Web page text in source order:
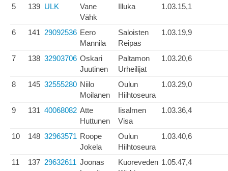
5 139 ULK
Vane
Vähk
Illuka 1.03.15,1
6 141 29092536 Eero
Mannila
Saloisten
Reipas
1.03.19,9
7 138 32903706 Oskari
Juutinen
Paltamon
Urheilijat
1.03.20,6
8 145 32555280 Niilo
Moilanen
Oulun
Hiihtoseura
1.03.29,0
9 131 40068082 Atte
Huttunen
Iisalmen
Visa
1.03.36,4
10 148 32963571 Roope
Jokela
Oulun
Hiihtoseura
1.03.40,6
11 137 29632611 Joonas
Kuoreveden 1.05.47,4